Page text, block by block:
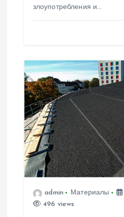
злоупотребления и…
admin Материалы
496 views